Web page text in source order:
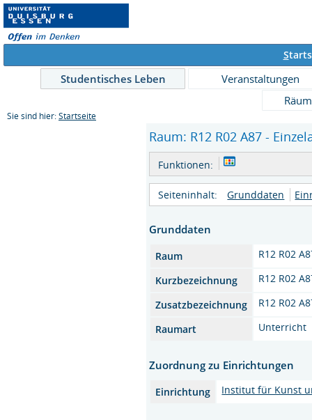
S
Studentisches Leben
Veranstaltungen
Sie sind hier: Startseite
Raum: R12 R02 A87 -
Funktionen:
Seiteninhalt: Grunddaten
Grunddaten
Raum
R12 R02
Kurzbezeichnung
R12 R02
Zusatzbezeichnung
R12 R02
Raumart
Unterricht
Zuordnung zu Einrichtungen
Einrichtung Institut für Kunst